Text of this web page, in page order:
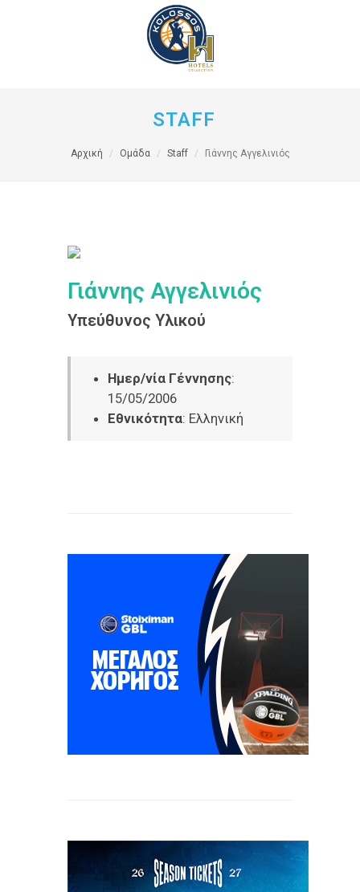
STAFF
Αρχική Ομάδα Staff Γιάννης Αγγελινιός
Γιάννης Αγγελινιός
Υπεύθυνος Υλικού
Ημερ/νία Γέννησης:
15/05/2006
Εθνικότητα: Ελληνική